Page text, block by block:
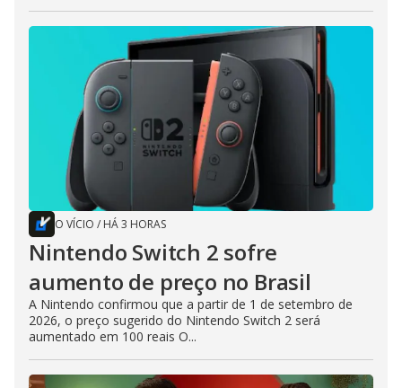
O VÍCIO / HÁ 3 HORAS
Nintendo Switch 2 sofre
aumento de preço no Brasil
A Nintendo confirmou que a partir de 1 de setembro de
2026, o preço sugerido do Nintendo Switch 2 será
aumentado em 100 reais O...